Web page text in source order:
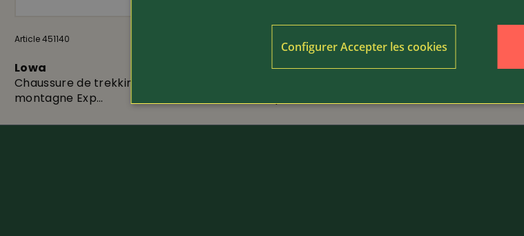
Article 451140
Lowa
Chaussure de trekking et de
montagne Exp...
398.-
Lowa
Lowa
Configurer Accepter les cookies